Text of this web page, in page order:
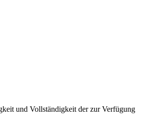
und Vollständigkeit der zur Verfügung